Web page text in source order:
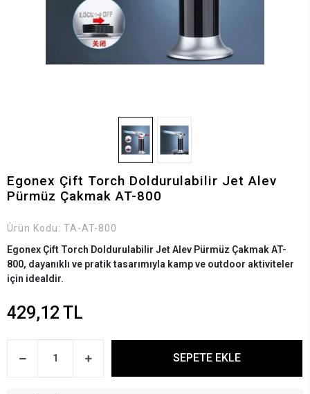
Egonex Çift Torch Doldurulabilir Jet Alev
Pürmüz Çakmak AT-800
Ürün Kodu: TA-AT-800
Egonex Çift Torch Doldurulabilir Jet Alev Pürmüz Çakmak AT-
800, dayanıklı ve pratik tasarımıyla kamp ve outdoor aktiviteler
için idealdir.
429,12 TL
SEPETE EKLE